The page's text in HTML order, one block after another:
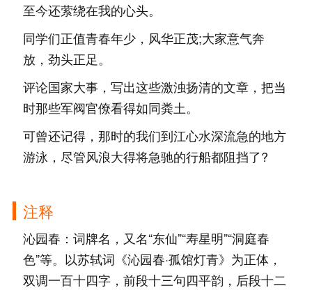
至今还萦绕在我的心头。
同学们正值青春年少，风华正茂;大家意气奔
放，劲头正足。
评论国家大事，写出这些激浊扬清的文章，把当
时那些军阀官僚看得如同粪土。
可曾还记得，那时的我们到江心水深流急的地方
游泳，尽管风浪大得将急驰的行船都阻挡了?
注释
沁园春：词牌名，又名“东仙”“寿星明”“洞庭春
色”等。以苏轼词《沁园春·孤馆灯青》为正体，
双调一百十四字，前段十三句四平韵，后段十二